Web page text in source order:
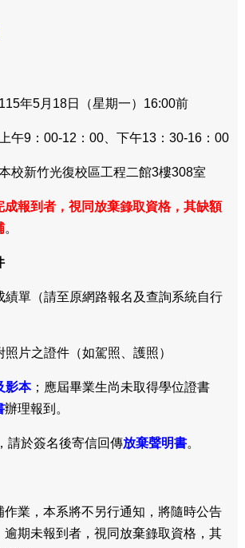
年5月18日（星期一）16:00前
午9：00-12：00、下午13：30-16：00
校新竹光復校區工程二館3樓308室
成報到者，視同放棄錄取資格，其缺額
。
績單（請至原網路報名及查詢系統自行
片之證件（如駕照、護照）
影本；應屆畢業生尚未取得學位證書
辦理報到。
請於簽名後寄信回傳放棄聲明書。
作業，本系將不另行通知，將隨時公告
逾期未報到者，視同放棄錄取資格，其